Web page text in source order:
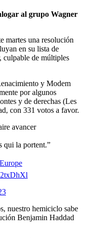
al grupo Wagner
martes una resolución
en su lista de
culpable de múltiples
y Modem
por algunos
y de derechas (Les
con 331 votos a favor.
avancer
qui la portent.”
nuestro hemiciclo sabe
Benjamin Haddad